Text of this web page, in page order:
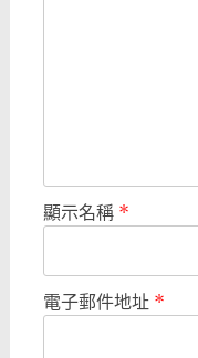
顯示名稱 *
電子郵件地址 *